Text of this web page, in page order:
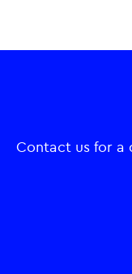
Contact us for a